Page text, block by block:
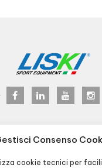
Consenso
cookie tecnici per
LISKI s.r.l.
Brembate (BG) Italy